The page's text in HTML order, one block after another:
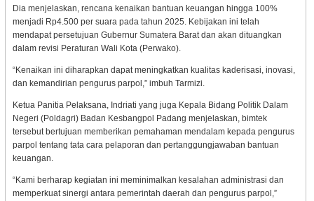
Dia menjelaskan, rencana kenaikan bantuan keuangan hingga 100%
menjadi Rp4.500 per suara pada tahun 2025. Kebijakan ini telah
mendapat persetujuan Gubernur Sumatera Barat dan akan dituangkan
dalam revisi Peraturan Wali Kota (Perwako).
“Kenaikan ini diharapkan dapat meningkatkan kualitas kaderisasi, inovasi,
dan kemandirian pengurus parpol,” imbuh Tarmizi.
Ketua Panitia Pelaksana, Indriati yang juga Kepala Bidang Politik Dalam
Negeri (Poldagri) Badan Kesbangpol Padang menjelaskan, bimtek
tersebut bertujuan memberikan pemahaman mendalam kepada pengurus
parpol tentang tata cara pelaporan dan pertanggungjawaban bantuan
keuangan.
“Kami berharap kegiatan ini meminimalkan kesalahan administrasi dan
memperkuat sinergi antara pemerintah daerah dan pengurus parpol,”